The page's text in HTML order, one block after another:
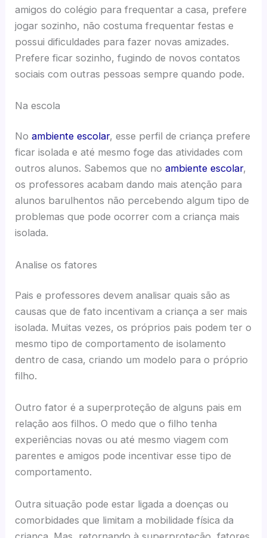
amigos do colégio para frequentar a casa, prefere
jogar sozinho, não costuma frequentar festas e
possui dificuldades para fazer novas amizades.
Prefere ficar sozinho, fugindo de novos contatos
sociais com outras pessoas sempre quando pode.
Na escola
Noambiente escolar, esse perfil de criança prefere
ficar isolada e até mesmo foge das atividades com
outros alunos. Sabemos que noambiente escolar,
os professores acabam dando mais atenção para
alunos barulhentos não percebendo algum tipo de
problemas que pode ocorrer com a criança mais
isolada.
Analise os fatores
Pais e professores devem analisar quais são as
causas que de fato incentivam a criança a ser mais
isolada. Muitas vezes, os próprios pais podem ter o
mesmo tipo de comportamento de isolamento
dentro de casa, criando um modelo para o próprio
filho.
Outro fator é a superproteção de alguns pais em
relação aos filhos. O medo que o filho tenha
experiências novas ou até mesmo viagem com
parentes e amigos pode incentivar esse tipo de
comportamento.
Outra situação pode estar ligada a doenças ou
comorbidades que limitam a mobilidade física da